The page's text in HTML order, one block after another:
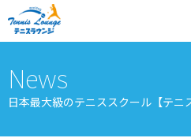
News
日本最大級のテニススクール【テニ